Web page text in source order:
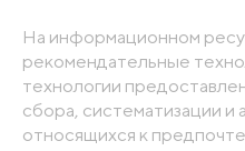
На информационном
рекомендательные
технологии
сбора, систематизации и
относящихся к